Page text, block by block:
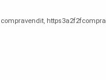
compravendit https3a2f2fcompra